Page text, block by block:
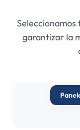
garantizar la